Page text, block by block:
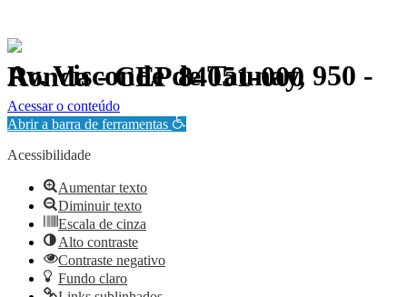
Av. Visconde de Taunay, 950 - Ronda - CEP 84051-000
Política de Privacidade.
Acessar o conteúdo
Abrir a barra de ferramentas
Acessibilidade
Aumentar texto
Diminuir texto
Escala de cinza
Alto contraste
Contraste negativo
Fundo claro